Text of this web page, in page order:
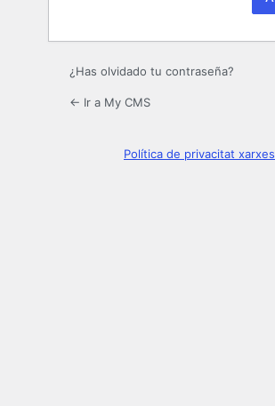
¿Has olvidado tu contraseña?
← Ir a My CMS
Política de privacitat xarxes